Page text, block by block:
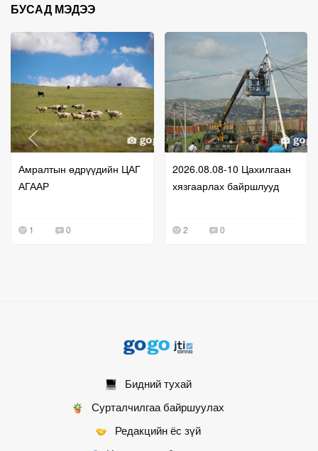
БУСАД МЭДЭЭ
Амралтын өдрүүдийн ЦАГ
АГААР
1 0
2026.08.08-10 Цахилгаан
хязгаарлах байршлууд
2 0
Бидний тухай
Сурталчилгаа байршуулах
Редакцийн ёс зүй